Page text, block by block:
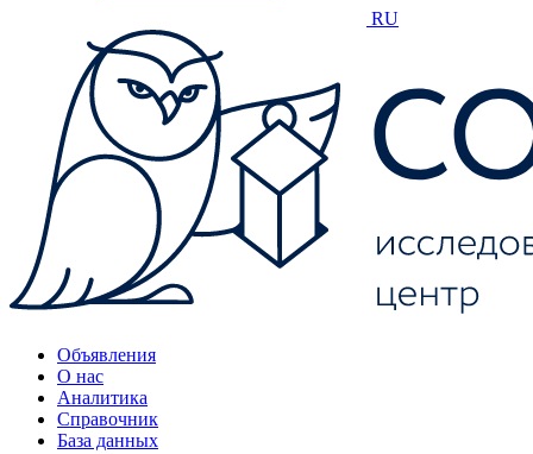
RU
Объявления
О нас
Аналитика
Справочник
База данных